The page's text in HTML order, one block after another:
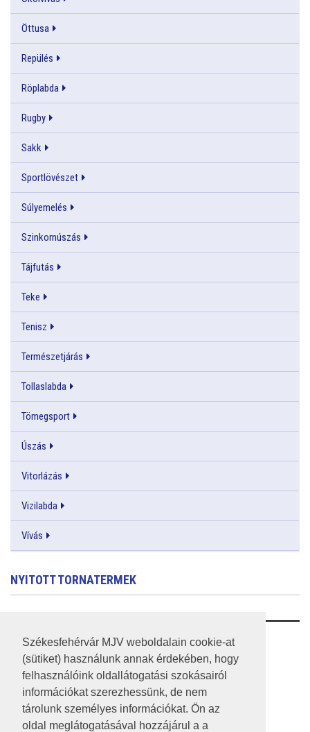
Székesfehérvár MJV weboldalain cookie-at
(sütiket) használunk annak érdekében, hogy
felhasználóink oldallátogatási szokásairól
információkat szerezhessünk, de nem
tárolunk személyes információkat. Ön az
oldal meglátogatásával hozzájárul a a
Öttusa
Repülés
Röplabda
Rugby
Sakk
Sportlövészet
Súlyemelés
Szinkornúszás
Tájfutás
Teke
Tenisz
Természetjárás
Tollaslabda
Tömegsport
Úszás
Vitorlázás
Vizilabda
Vívás
NYITOTT TORNATERMEK
RSS
A HONLAP 2017.03.31-I ÁLLAPOTA
JOGI NYILATKOZAT
IMPRESSZUM